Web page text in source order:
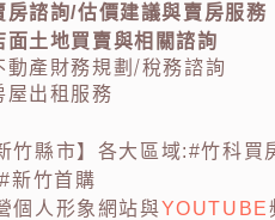
房諮詢/估價建議與賣房服務
面土地買賣與相關諮詢
動產財務規劃/稅務諮詢
屋出租服務
竹縣市】各大區域:#竹科買
新竹首購
個人形象網站與YOUTUBE